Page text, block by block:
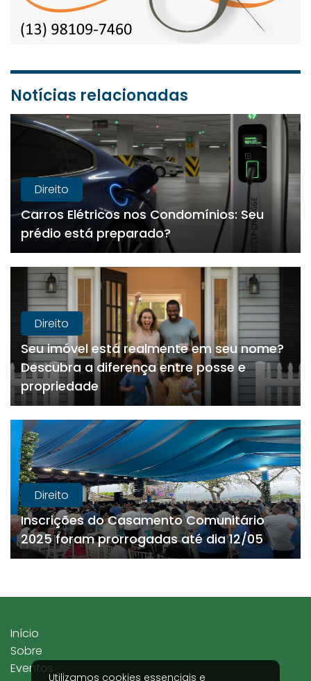
Notícias relacionadas
Direito
Carros Elétricos nos Condomínios: Seu
prédio está preparado?
Direito
Seu imóvel está realmente em seu nome?
Descubra a diferença entre posse e
propriedade
Direito
Inscrições do Casamento Comunitário
2025 foram prorrogadas até dia 12/05
Utilizamos cookies essenciais e
Início
Sobre
Eventos